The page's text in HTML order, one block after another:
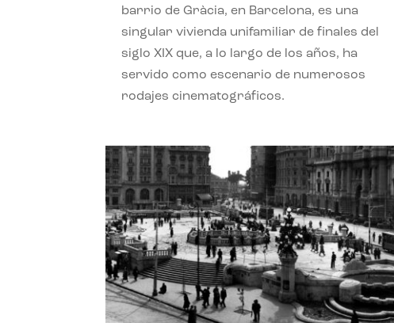
barrio de Gràcia, en Barcelona, es una
singular vivienda unifamiliar de finales del
siglo XIX que, a lo largo de los años, ha
servido como escenario de numerosos
rodajes cinematográficos.